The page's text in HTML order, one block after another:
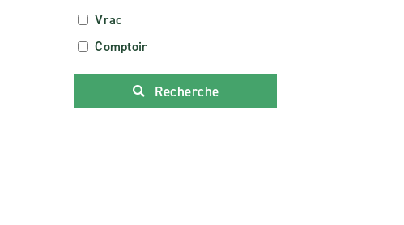
Vrac
Comptoir
Recherche